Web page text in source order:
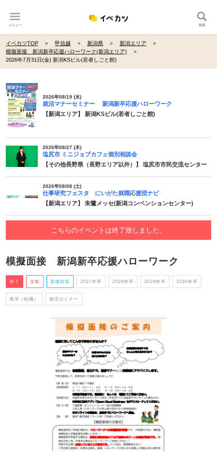
メニュー 検索
イベカツTOP 甲信越 新潟県
新潟エリア
模擬面接 新潟新卒応援ハローワーク(新潟エリア)
2026年7月31日(金) 新潟KSビル(若者しごと館)
2026年08/19 (水)
就活マナーセミナー 新潟新卒応援ハローワーク
【新潟エリア】 新潟KSビル(若者しごと館)
2026年08/27 (木)
塩尻市 ミニジョブカフェ個別相談会
【その他長野県（長野エリア以外）】 塩尻市市民交流センター
2026年08/08 (土)
仕事研究フェスタ にいがた就職応援団ナビ
【新潟エリア】 朱鷺メッセ(新潟コンベンションセンター)
こちらのイベントは終了致しました。
模擬面接 新潟新卒応援ハローワーク
終了 全般 面接対策 2027年卒 2028年卒 2029年卒 2030年卒
既卒（転職） 就活セミナー